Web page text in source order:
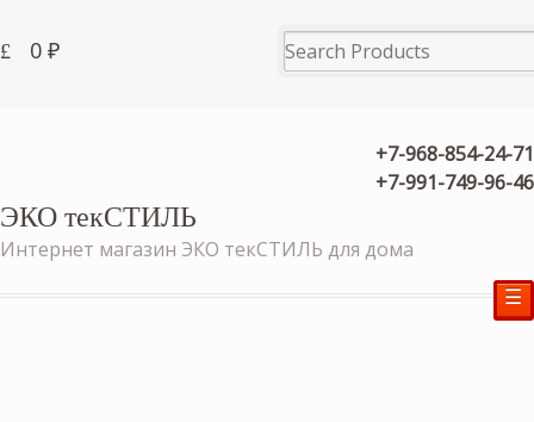
0₽
+7-968-854-24-71
+7-991-749-96-46
ЭКО текСТИЛЬ
Интернет магазин ЭКО текСТИЛЬ для дома
☰